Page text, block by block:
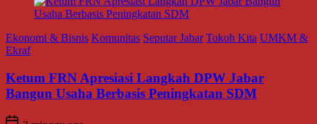
Ekonomi & Bisnis Komunitas Seputar Jabar Tokoh Kita UMKM &
Ekraf
Ketum FRN Apresiasi Langkah DPW Jabar
Bangun Usaha Berbasis Peningkatan SDM